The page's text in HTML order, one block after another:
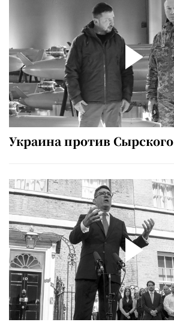
Украина против Сырского